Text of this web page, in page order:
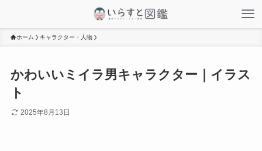
ホーム キャラクター・人物
かわいいミイラ男キャラクター｜イラス
ト
2025年8月13日